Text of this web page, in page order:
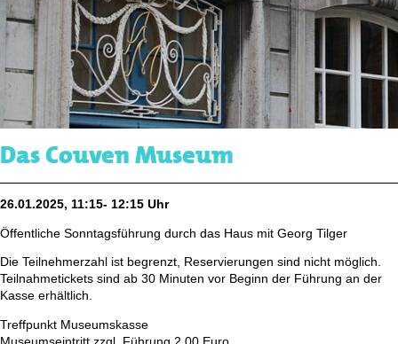
Das Couven Museum
26.01.2025, 11:15- 12:15 Uhr
Öffentliche Sonntagsführung durch das Haus mit Georg Tilger
Die Teilnehmerzahl ist begrenzt, Reservierungen sind nicht möglich.
Teilnahmetickets sind ab 30 Minuten vor Beginn der Führung an der
Kasse erhältlich.
Treffpunkt Museumskasse